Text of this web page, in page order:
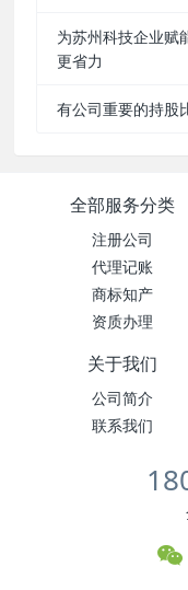
为苏州科技企业赋
更省力
有公司重要的持股
全部服务分类
注册公司
代理记账
商标知产
资质办理
关于我们
公司简介
联系我们